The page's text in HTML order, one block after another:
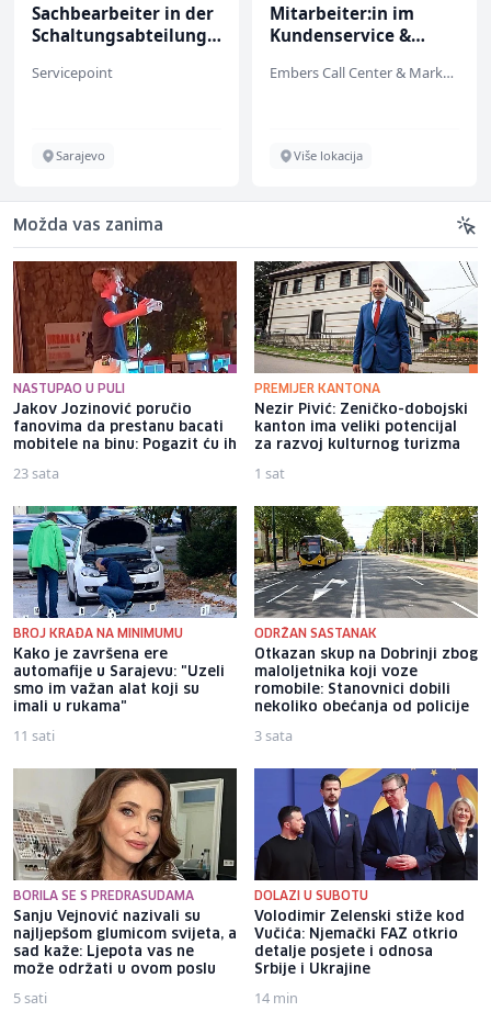
Sachbearbeiter in der
Schaltungsabteilung
Servicepoint
Sarajevo
Mitarbeiter:in im
Kundenservice &
Embers Call Center & Marketing
Više lokacija
Možda vas zanima
NASTUPAO U PULI
Jakov Jozinović poručio
fanovima da prestanu bacati
mobitele na binu: Pogazit ću ih
23 sata
PREMIJER KANTONA
Nezir Pivić: Zeničko-dobojski
kanton ima veliki potencijal
za razvoj kulturnog turizma
1 sat
BROJ KRAĐA NA MINIMUMU
Kako je završena ere
automafije u Sarajevu: "Uzeli
smo im važan alat koji su
imali u rukama"
11 sati
ODRŽAN SASTANAK
Otkazan skup na Dobrinji zbog
maloljetnika koji voze
romobile: Stanovnici dobili
nekoliko obećanja od policije
3 sata
BORILA SE S PREDRASUDAMA
Sanju Vejnović nazivali su
najljepšom glumicom svijeta, a
sad kaže: Ljepota vas ne
može održati u ovom poslu
5 sati
DOLAZI U SUBOTU
Volodimir Zelenski stiže kod
Vučića: Njemački FAZ otkrio
detalje posjete i odnosa
Srbije i Ukrajine
14 min